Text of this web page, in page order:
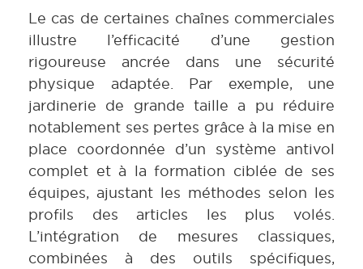
Le cas de certaines chaînes commerciales
illustre l’efficacité d’une gestion
rigoureuse ancrée dans une sécurité
physique adaptée. Par exemple, une
jardinerie de grande taille a pu réduire
notablement ses pertes grâce à la mise en
place coordonnée d’un système antivol
complet et à la formation ciblée de ses
équipes, ajustant les méthodes selon les
profils des articles les plus volés.
L’intégration de mesures classiques,
combinées à des outils spécifiques,